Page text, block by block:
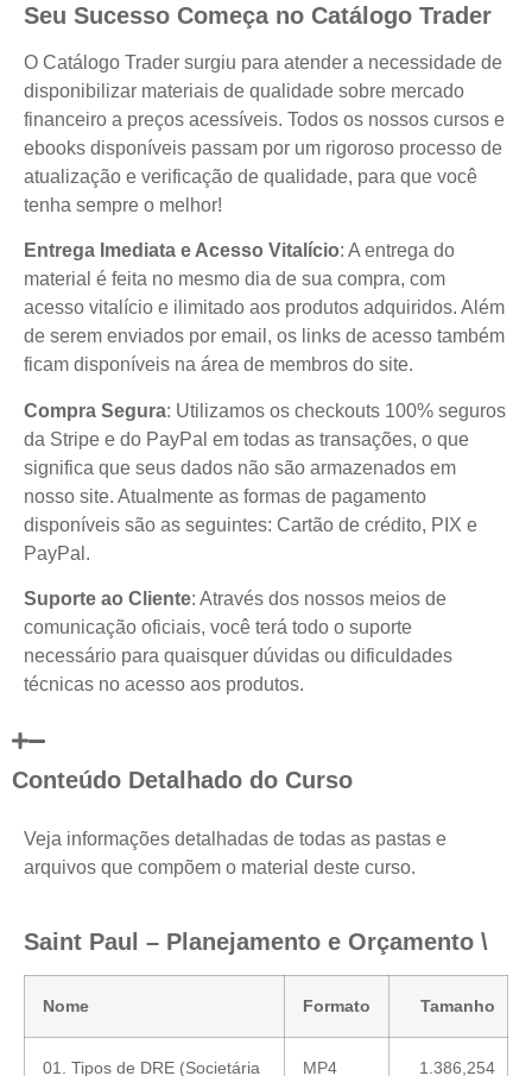
Seu Sucesso Começa no Catálogo Trader
O Catálogo Trader surgiu para atender a necessidade de
disponibilizar materiais de qualidade sobre mercado
financeiro a preços acessíveis. Todos os nossos cursos e
ebooks disponíveis passam por um rigoroso processo de
atualização e verificação de qualidade, para que você
tenha sempre o melhor!
Entrega Imediata e Acesso Vitalício: A entrega do
material é feita no mesmo dia de sua compra, com
acesso vitalício e ilimitado aos produtos adquiridos. Além
de serem enviados por email, os links de acesso também
ficam disponíveis na área de membros do site.
Compra Segura: Utilizamos os checkouts 100% seguros
da Stripe e do PayPal em todas as transações, o que
significa que seus dados não são armazenados em
nosso site. Atualmente as formas de pagamento
disponíveis são as seguintes: Cartão de crédito, PIX e
PayPal.
Suporte ao Cliente: Através dos nossos meios de
comunicação oficiais, você terá todo o suporte
necessário para quaisquer dúvidas ou dificuldades
técnicas no acesso aos produtos.
Conteúdo Detalhado do Curso
Veja informações detalhadas de todas as pastas e
arquivos que compõem o material deste curso.
Saint Paul – Planejamento e Orçamento \
Nome Formato Tamanho
01. Tipos de DRE (Societária MP4 1.386,254